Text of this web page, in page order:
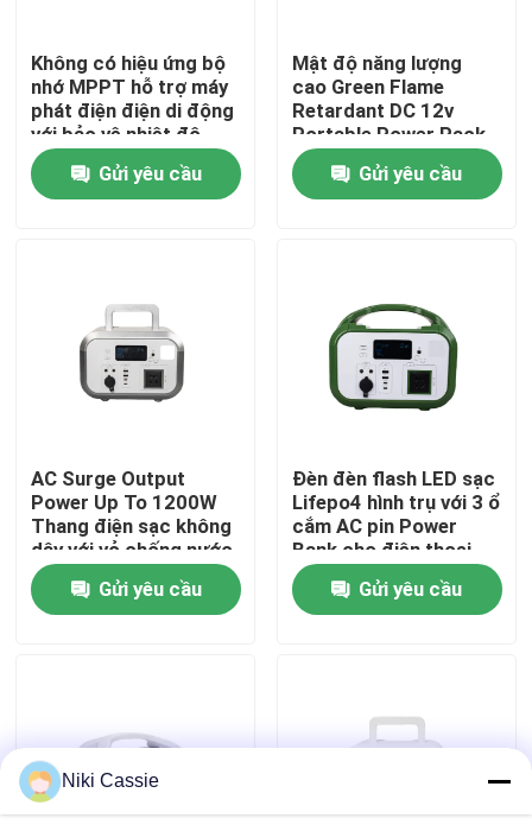
Trang chủ
Về chúng tôi
Kiểm soát chất lượng
Liên hệ chúng tôi
Yêu cầu báo giá
Trạm phát điện di động năng lượng mặt trời
Không có hiệu ứng bộ
nhớ MPPT hỗ trợ máy
phát điện điện di động
với bảo vệ nhiệt độ
cao để cứu trợ thảm
họa
Gửi yêu cầu
Mật độ năng lượng
cao Green Flame
Retardant DC 12v
Portable Power Pack
với Bluetooth cho
Drone Gửi yêu cầu
AC Surge Output
Power Up To 1200W
Thang điện sạc không
dây với vỏ chống nước
cho điện thoại thông
minh
Gửi yêu cầu
Đèn đèn flash LED sạc
Lifepo4 hình trụ với 3 ổ
cắm AC pin Power
Bank cho điện thoại
thông minh
Gửi yêu cầu
Niki Cassie